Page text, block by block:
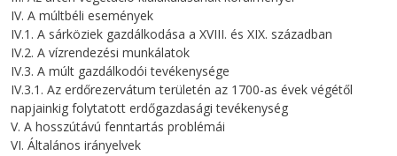
IV. A múltbéli események
IV.1. A sárköziek gazdálkodása a XVIII. és XIX. században
IV.2. A vízrendezési munkálatok
IV.3. A múlt gazdálkodói tevékenysége
IV.3.1. Az erdőrezervátum területén az 1700-as évek végétől
napjainkig folytatott erdőgazdasági tevékenység
V. A hosszútávú fenntartás problémái
VI. Általános irányelvek